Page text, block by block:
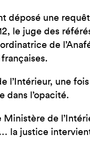
déposé une
le juge des
de
l’Intérieur, une
dans l’opacité.
de
la justice